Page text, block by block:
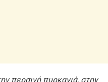
περσινή πυρκαγιά, στην